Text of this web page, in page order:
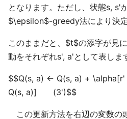
となります。ただし、状態s, s'
$\epsilon$-greedy法により決定
このままだと、$t$の添字が見
動をそれぞれs', a'として表しま
$$Q(s, a) ← Q(s, a) +
Q(s, a)] (3')$$
この更新方法を右辺の変数の